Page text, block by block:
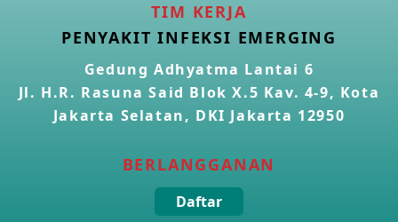
Informasi Penyakit POH VAU yang berkaitan dengan
21 Apr 2026
Kasus Konfirmasi Avian Influenza A(H9N2) di Italia
26 Mar 2026
Kasus Penyakit Meningokokus di Inggris
TIM KERJA
PENYAKIT INFEKSI EMERGING
Gedung Adhyatma Lantai 6
Jl. H.R. Rasuna Said Blok X.5 Kav. 4-9, Kota
Jakarta Selatan, DKI Jakarta 12950
BERLANGGANAN
Daftar